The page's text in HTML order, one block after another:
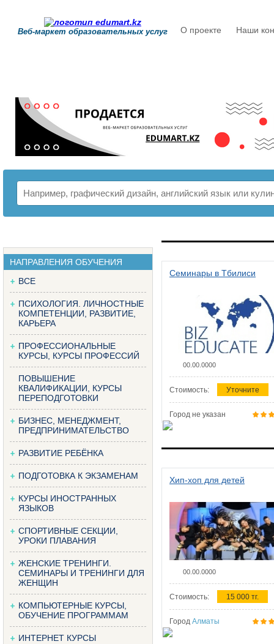
Веб-маркет образовательных услуг О проекте Наши
НАПРАВЛЕНИЯ ОБУЧЕНИЯ
ВСЕ
ПСИХОЛОГИЯ. ЛИЧНОСТНЫЕ
КОМПЕТЕНЦИИ, РАЗВИТИЕ,
КАРЬЕРА
ПРОФЕССИОНАЛЬНЫЕ
КУРСЫ, КУРСЫ ПРОФЕССИЙ
ПОВЫШЕНИЕ
КВАЛИФИКАЦИИ, КУРСЫ
ПЕРЕПОДГОТОВКИ
БИЗНЕС, МЕНЕДЖМЕНТ,
ПРЕДПРИНИМАТЕЛЬСТВО
РАЗВИТИЕ РЕБЁНКА
ПОДГОТОВКА К ЭКЗАМЕНАМ
КУРСЫ ИНОСТРАННЫХ
ЯЗЫКОВ
СПОРТИВНЫЕ СЕКЦИИ,
УРОКИ ПЛАВАНИЯ
ЖЕНСКИЕ ТРЕНИНГИ.
СЕМИНАРЫ И ТРЕНИНГИ ДЛЯ
ЖЕНЩИН
КОМПЬЮТЕРНЫЕ КУРСЫ,
ОБУЧЕНИЕ ПРОГРАММАМ
ИНТЕРНЕТ КУРСЫ
Семинары в Тбилиси
00.00.0000
Стоимость: Уточните
Город не указан
Хип-хоп для детей
00.00.0000
Стоимость: 15 000 тг.
Город Алматы